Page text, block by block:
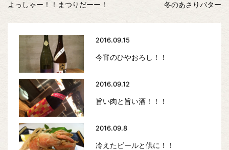
よっしゃー！！まつりだーー！
冬のあさりバター
2016.09.15
今宵のひやおろし！！
2016.09.12
旨い肉と旨い酒！！！
2016.09.8
冷えたビールと供に！！